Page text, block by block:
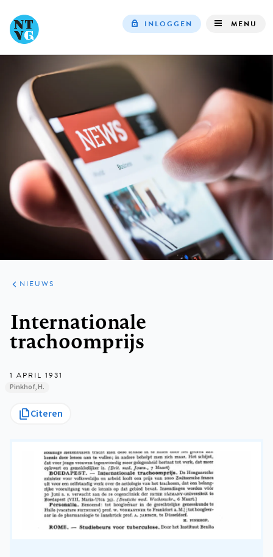
INLOGGEN MENU
ARTIKELEN
HET
KORT
NIEUWS
Internationale
trachoomprijs
1 APRIL 1931
Pinkhof, H.
Citeren